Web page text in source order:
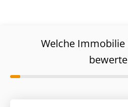
Welche Immobilie